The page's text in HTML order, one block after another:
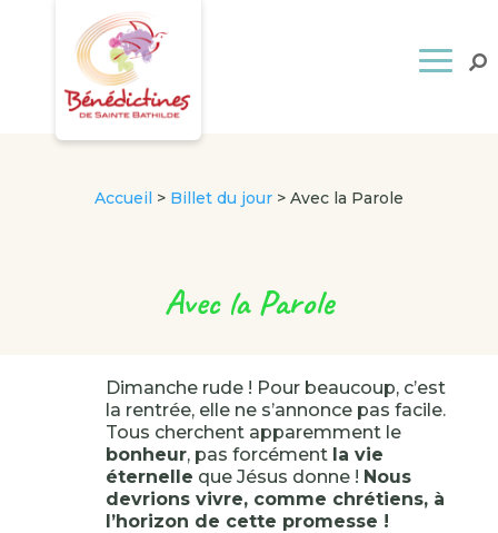
Accueil > Billet du jour> Avec la Parole
Avec la Parole
Dimanche rude ! Pour beaucoup, c’est
la rentrée, elle ne s’annonce pas facile.
Tous cherchent apparemment le
bonheur, pas forcément la vie
éternelle que Jésus donne ! Nous
devrions vivre, comme chrétiens, à
l’horizon de cette promesse !